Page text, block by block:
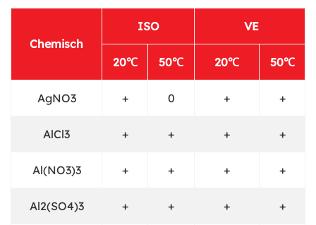
Chemisch
ISO VE
20℃ 50℃ 20℃ 50℃
AgNO3 + 0 + +
AlCl3 + + + +
Al(NO3)3 + + + +
Al2(SO4)3 + + + +